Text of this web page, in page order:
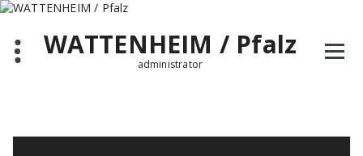
Zum
springenWATTENHEIM / Pfalz
administrator